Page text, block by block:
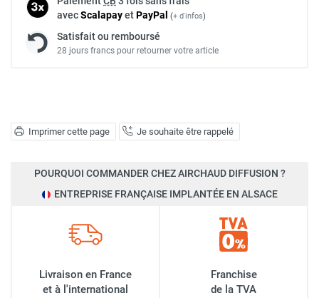
Imprimer cette page Je souhaite être rappelé
avecScalapayetPayPal (+ d'infos)
Satisfait ou remboursé
28 jours francs pour retourner votre article
POURQUOI COMMANDER CHEZ AIRCHAUD DIFFUSION ?
ENTREPRISE FRANÇAISE IMPLANTÉE EN ALSACE
Livraison en France
et à l'international
Franchise
de la TVA